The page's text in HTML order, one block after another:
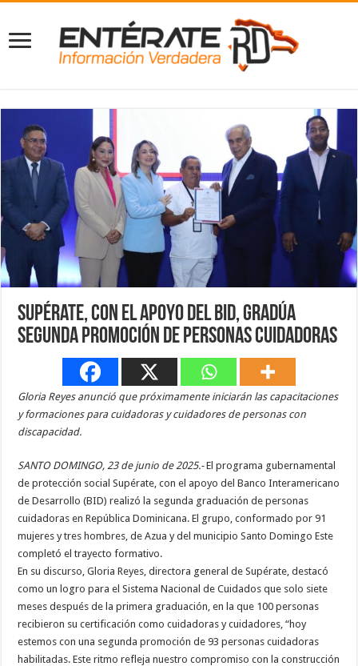
Supérate, con el apoyo del BID, gradúa
segunda promoción de personas cuidadoras
Gloria Reyes anunció que próximamente iniciarán las capacitaciones
y formaciones para cuidadoras y cuidadores de personas con
discapacidad.
SANTO DOMINGO, 23 de junio de 2025.-El programa gubernamental
de protección social Supérate, con el apoyo del Banco Interamericano
de Desarrollo (BID) realizó la segunda graduación de personas
cuidadoras en República Dominicana. El grupo, conformado por 91
mujeres y tres hombres, de Azua y del municipio Santo Domingo Este
completó el trayecto formativo.
En su discurso, Gloria Reyes, directora general de Supérate, destacó
como un logro para el Sistema Nacional de Cuidados que solo siete
meses después de la primera graduación, en la que 100 personas
recibieron su certificación como cuidadoras y cuidadores, “hoy
estemos con una segunda promoción de 93 personas cuidadoras
habilitadas. Este ritmo refleja nuestro compromiso con la construcción